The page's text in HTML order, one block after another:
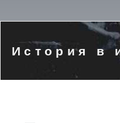
История в